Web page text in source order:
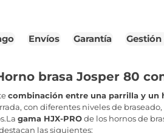
Envíos Garantía
brasa Josper 80
combinación entre una parrilla y un
con diferentes niveles de
gama HJX-PROde los hornos de
las siguientes: